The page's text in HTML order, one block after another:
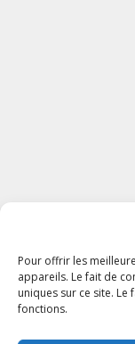
Pour offrir les
appareils. Le fait de
uniques sur ce site.
fonctions.